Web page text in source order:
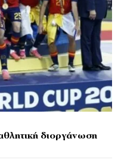
διοργάνωση